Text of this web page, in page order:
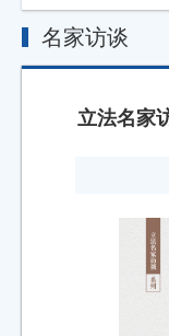
名家访谈
立法名家